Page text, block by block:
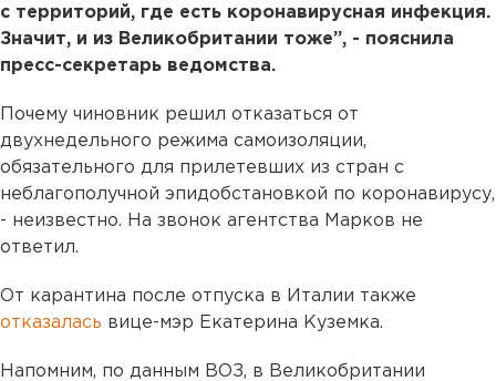
с территорий, где есть коронавирусная инфекция.
Значит, и из Великобритании тоже”, - пояснила
пресс-секретарь ведомства.
Почему чиновник решил отказаться от
двухнедельного режима самоизоляции,
обязательного для прилетевших из стран с
неблагополучной эпидобстановкой по коронавирусу,
- неизвестно. На звонок агентства Марков не
ответил.
От карантина после отпуска в Италии также
отказалась вице-мэр Екатерина Куземка.
Напомним, по данным ВОЗ, в Великобритании